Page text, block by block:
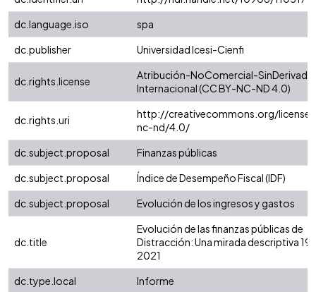
dc.language.iso
spa
dc.publisher
Universidad Icesi-Cienfi
dc.rights.license
Atribución-NoComercial-
Internacional (CC BY-NC-ND 4.0)
dc.rights.uri
http://creativecommons.org/
nc-nd/4.0/
dc.subject.proposal
Finanzas públicas
dc.subject.proposal
Índice de Desempeño Fiscal (IDF)
dc.subject.proposal
Evolución de los ingresos y gastos
dc.title
Evolución de las finanzas públicas de
Distracción: Una mirada descriptiva
2021
dc.type.local
Informe